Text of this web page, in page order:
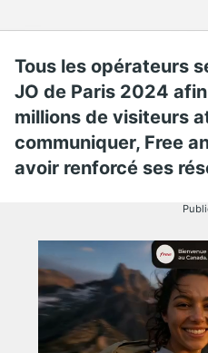
Tous les opérateurs
JO de Paris 2024
millions de visiteurs
communiquer, Free
avoir renforcé ses